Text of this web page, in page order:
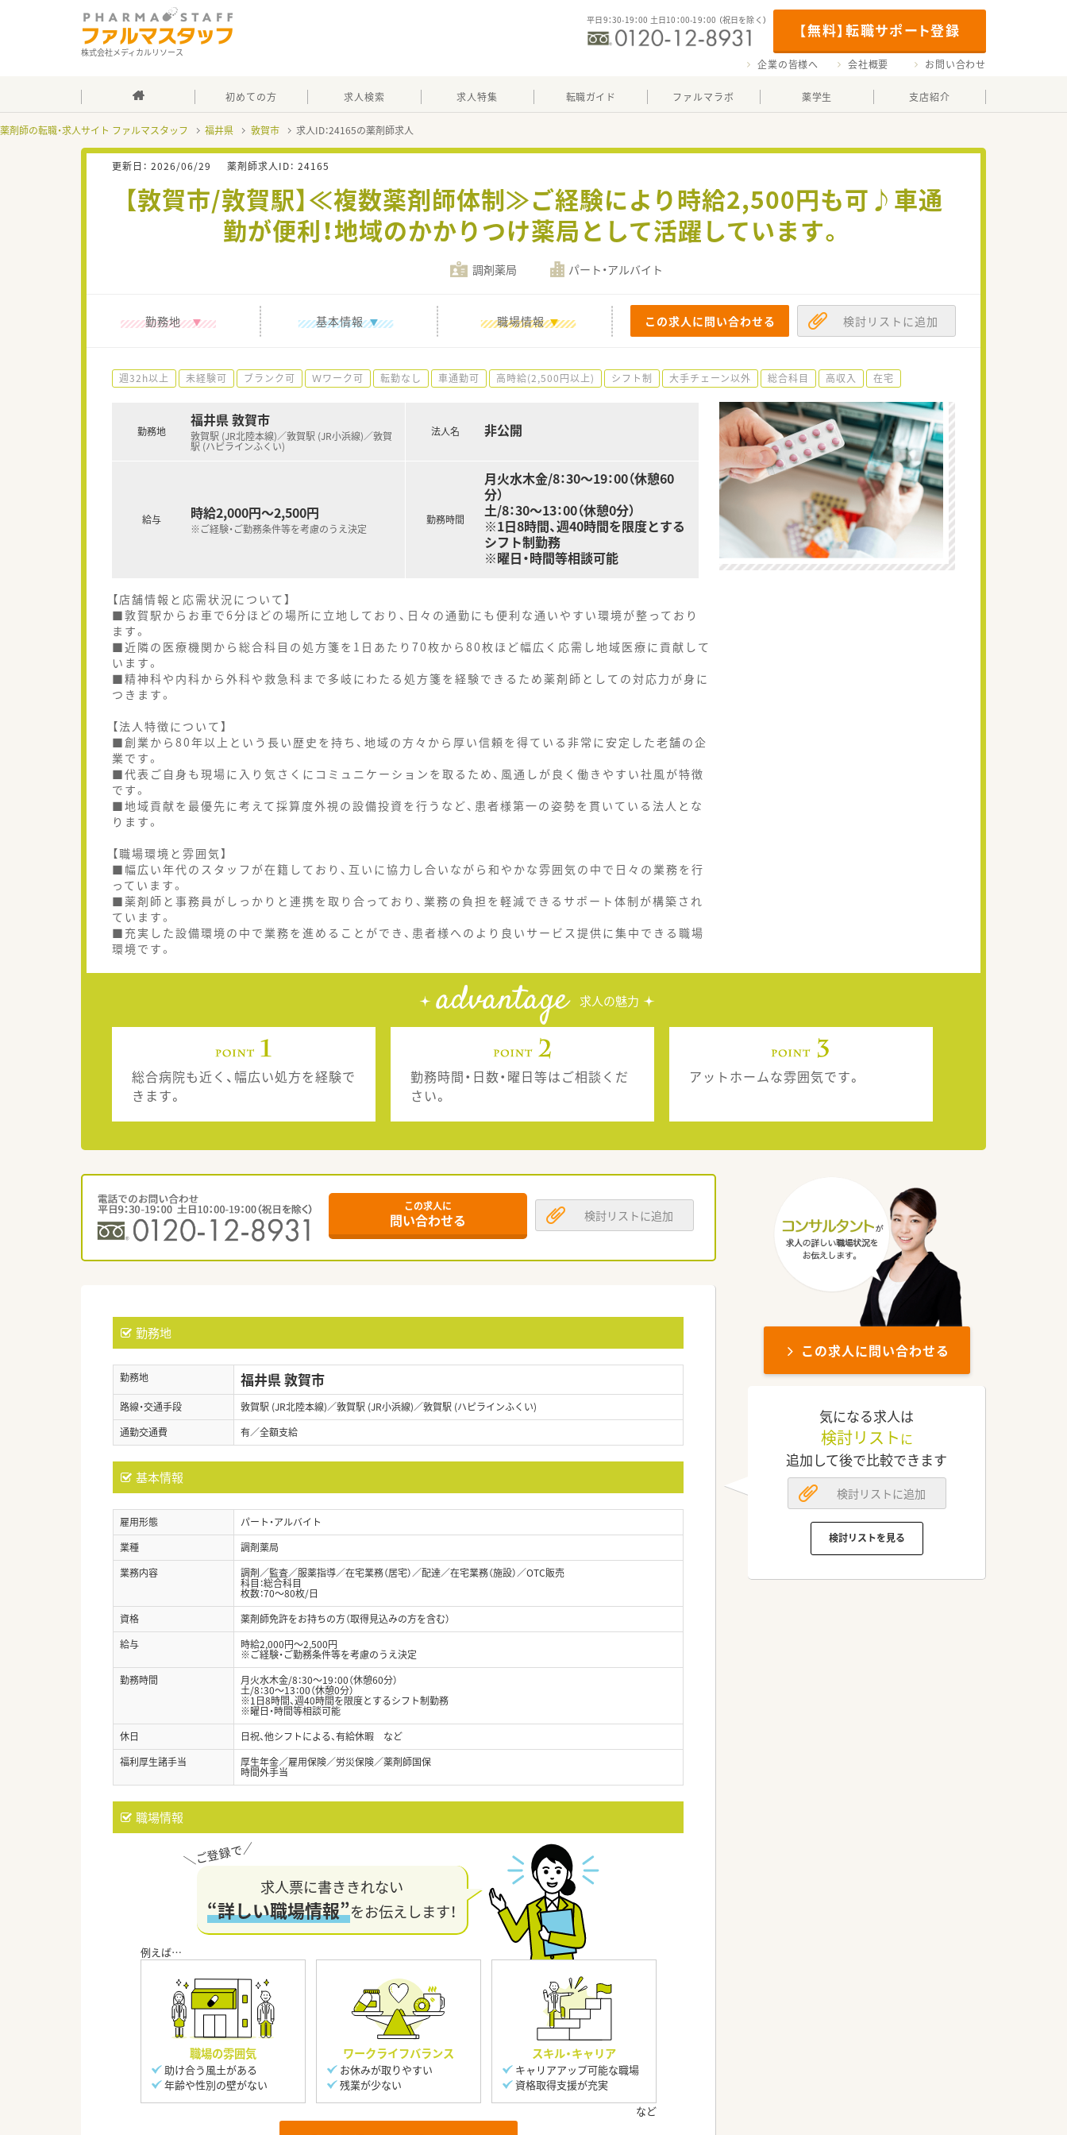
株式会社メディカルリソース
【無料】転職サポート登録
平日9：30-19：00 土日10：00-19：00 （祝日を除く）
企業の皆様へ 会社概要 お問い合わせ
初めての方 求人検索 求人特集 転職ガイド ファルマラボ 薬学生 支店紹介
薬剤師の転職・求人サイト ファルマスタッフ 福井県 敦賀市 求人ID：24165の薬剤師求人
更新日： 2026/06/29 薬剤師求人ID： 24165
【敦賀市/敦賀駅】≪複数薬剤師体制≫ご経験により時給2,500円も可♪車通
勤が便利！地域のかかりつけ薬局として活躍しています。
調剤薬局 パート・アルバイト
勤務地 基本情報 職場情報 この求人に問い合わせる 検討リストに追加
週32h以上 未経験可 ブランク可 Ｗワーク可 転勤なし 車通勤可 高時給(2,500円以上) シフト制 大手チェーン以外 総合科目 高収入 在宅
勤務地
福井県 敦賀市
敦賀駅 (JR北陸本線)／敦賀駅 (JR小浜線)／敦賀
駅 (ハピラインふくい)
給与 時給2,000円～2,500円
※ご経験・ご勤務条件等を考慮のうえ決定
法人名 非公開
勤務時間
月火水木金/8：30～19：00（休憩60
分）
土/8：30～13：00（休憩0分）
※1日8時間、週40時間を限度とする
シフト制勤務
※曜日・時間等相談可能
【店舗情報と応需状況について】
■敦賀駅からお車で6分ほどの場所に立地しており、日々の通勤にも便利な通いやすい環境が整っており
ます。
■近隣の医療機関から総合科目の処方箋を1日あたり70枚から80枚ほど幅広く応需し地域医療に貢献して
います。
■精神科や内科から外科や救急科まで多岐にわたる処方箋を経験できるため薬剤師としての対応力が身に
つきます。
【法人特徴について】
■創業から80年以上という長い歴史を持ち、地域の方々から厚い信頼を得ている非常に安定した老舗の企
業です。
■代表ご自身も現場に入り気さくにコミュニケーションを取るため、風通しが良く働きやすい社風が特徴
です。
■地域貢献を最優先に考えて採算度外視の設備投資を行うなど、患者様第一の姿勢を貫いている法人とな
ります。
【職場環境と雰囲気】
■幅広い年代のスタッフが在籍しており、互いに協力し合いながら和やかな雰囲気の中で日々の業務を行
っています。
■薬剤師と事務員がしっかりと連携を取り合っており、業務の負担を軽減できるサポート体制が構築され
ています。
■充実した設備環境の中で業務を進めることができ、患者様へのより良いサービス提供に集中できる職場
環境です。
advantage 求人の魅力
総合病院も近く、幅広い処方を経験で
きます。
勤務時間・日数・曜日等はご相談くだ
さい。
アットホームな雰囲気です。
この求人に
問い合わせる 検討リストに追加
勤務地
勤務地 福井県 敦賀市
路線・交通手段
敦賀駅 (JR北陸本線)／敦賀駅 (JR小浜線)／敦賀駅 (ハピラインふくい)
通勤交通費
有／全額支給
基本情報
雇用形態
パート・アルバイト
業種
調剤薬局
業務内容
調剤／監査／服薬指導／在宅業務（居宅）／配達／在宅業務（施設）／OTC販売
科目：総合科目
枚数：70～80枚/日
資格
薬剤師免許をお持ちの方（取得見込みの方を含む）
給与
時給2,000円～2,500円
※ご経験・ご勤務条件等を考慮のうえ決定
勤務時間
月火水木金/8：30～19：00（休憩60分）
土/8：30～13：00（休憩0分）
※1日8時間、週40時間を限度とするシフト制勤務
※曜日・時間等相談可能
休日
日祝、他シフトによる、有給休暇 など
福利厚生諸手当
厚生年金／雇用保険／労災保険／薬剤師国保
時間外手当
職場情報
求人票に書ききれない
“詳しい職場情報”をお伝えします！
職場の雰囲気
助け合う風土がある
年齢や性別の壁がない
ワークライフバランス
お休みが取りやすい
残業が少ない
スキル・キャリア
キャリアアップ可能な職場
資格取得支援が充実
この求人に問い合わせる
気になる求人は
検討リスト に
追加して後で比較できます
検討リストに追加
検討リストを見る